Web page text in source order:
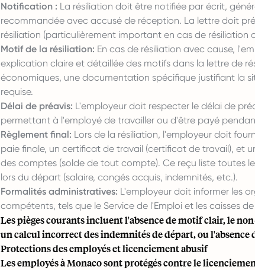
Notification : La résiliation doit être notifiée par écrit,
recommandée avec accusé de réception. La lettre doit
résiliation (particulièrement important en cas de résiliation
Motif de la résiliation: En cas de résiliation avec cause,
explication claire et détaillée des motifs dans la lettre de
économiques, une documentation spécifique justifiant la
requise.
Délai de préavis: L'employeur doit respecter le délai de
permettant à l'employé de travailler ou d'être payé
Règlement final: Lors de la résiliation, l'employeur doit
paie finale, un certificat de travail (certificat de travail), et
des comptes (solde de tout compte). Ce reçu liste toutes
lors du départ (salaire, congés acquis, indemnités, etc.).
Formalités administratives: L'employeur doit informer les
compétents, tels que le Service de l'Emploi et les caisses
Les pièges courants incluent l'absence de motif clair, le
un calcul incorrect des indemnités de départ, ou l'absence
Protections des employés et licenciement abusif
Les employés à Monaco sont protégés contre le